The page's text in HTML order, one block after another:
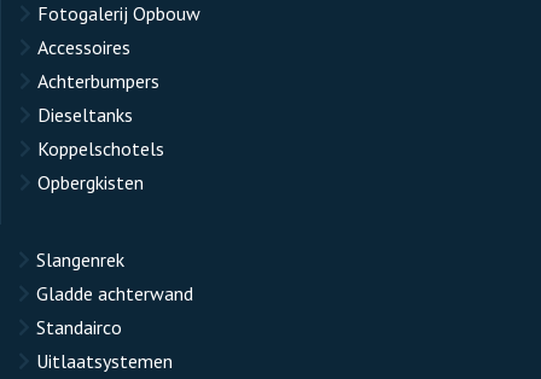
Fotogalerij Opbouw
Accessoires
Achterbumpers
Dieseltanks
Koppelschotels
Opbergkisten
Slangenrek
Gladde achterwand
Standairco
Uitlaatsystemen